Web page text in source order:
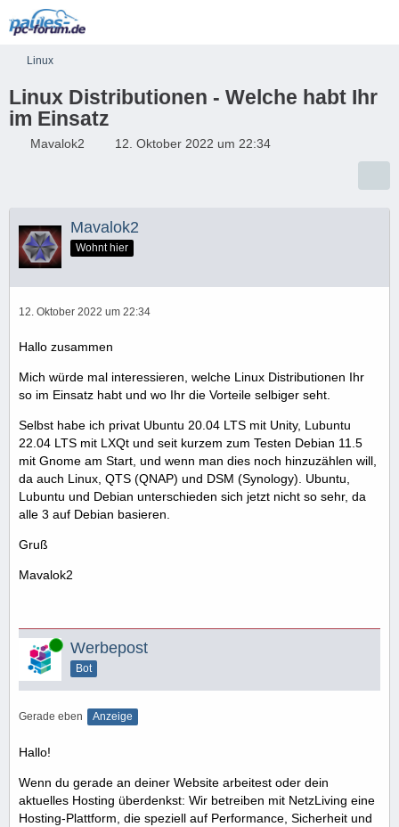
Linux
Linux Distributionen - Welche habt Ihr
im Einsatz
Mavalok2 12. Oktober 2022 um 22:34
Mavalok2
Wohnt hier
12. Oktober 2022 um 22:34
Hallo zusammen
Mich würde mal interessieren, welche Linux Distributionen Ihr
so im Einsatz habt und wo Ihr die Vorteile selbiger seht.
Selbst habe ich privat Ubuntu 20.04 LTS mit Unity, Lubuntu
22.04 LTS mit LXQt und seit kurzem zum Testen Debian 11.5
mit Gnome am Start, und wenn man dies noch hinzuzählen will,
da auch Linux, QTS (QNAP) und DSM (Synology). Ubuntu,
Lubuntu und Debian unterschieden sich jetzt nicht so sehr, da
alle 3 auf Debian basieren.
Gruß
Mavalok2
Online Werbepost
Bot
Gerade eben Anzeige
Hallo!
Wenn du gerade an deiner Website arbeitest oder dein
aktuelles Hosting überdenkst: Wir betreiben mit NetzLiving eine
Hosting-Plattform, die speziell auf Performance, Sicherheit und